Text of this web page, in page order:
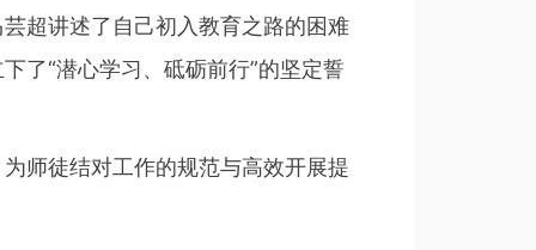
超讲述了自己初入教育之路的困难
了“潜心学习、砥砺前行”的坚定誓
师徒结对工作的规范与高效开展提